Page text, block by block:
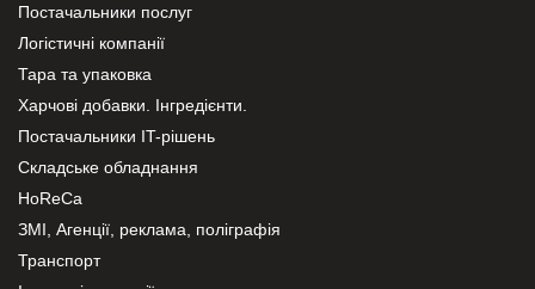
Постачальники послуг
Логістичні компанії
Тара та упаковка
Харчові добавки. Інгредієнти.
Постачальники IT-рішень
Складське обладнання
HoReCa
ЗМІ, Агенції, реклама, поліграфія
Транспорт